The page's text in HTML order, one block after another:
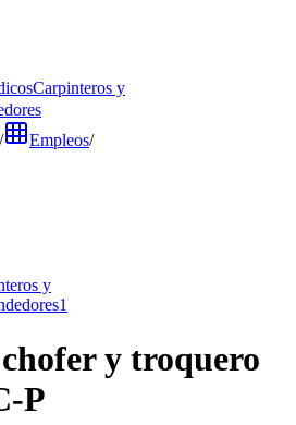
Carpinteros y
/ Empleos/
y
1
y troquero
P